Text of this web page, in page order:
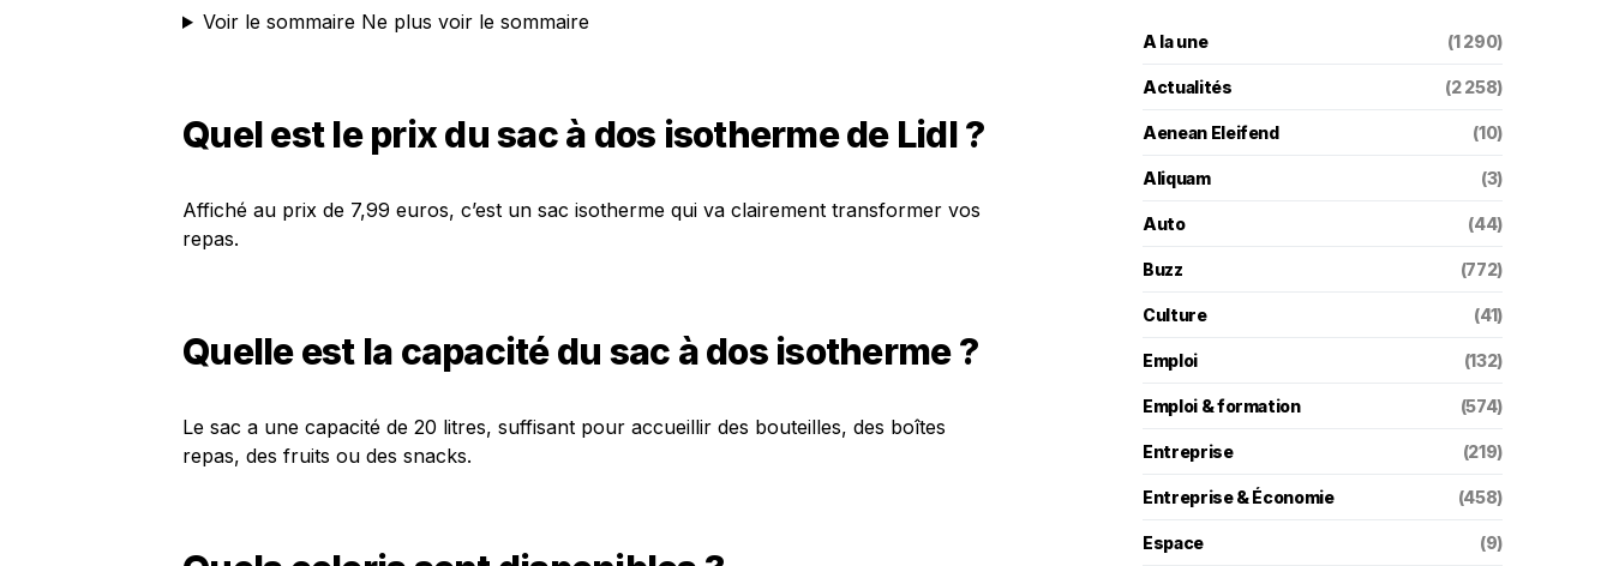
Voir le sommaire Ne plus voir le sommaire
Quel est le prix du sac à dos isotherme de Lidl ?
Affiché au prix de 7,99 euros, c’est un sac isotherme qui va clairement transformer vos
repas.
Quelle est la capacité du sac à dos isotherme ?
Le sac a une capacité de 20 litres, suffisant pour accueillir des bouteilles, des boîtes
repas, des fruits ou des snacks.
A la une (1 290)
Actualités (2 258)
Aenean Eleifend (10)
Aliquam (3)
Auto (44)
Buzz (772)
Culture (41)
Emploi (132)
Emploi & formation (574)
Entreprise (219)
Entreprise & Économie (458)
Espace (9)